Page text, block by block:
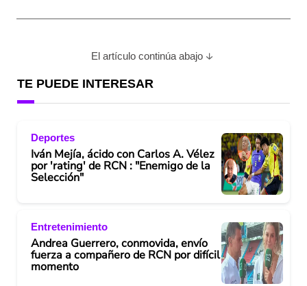
El artículo continúa abajo
TE PUEDE INTERESAR
Deportes
Iván Mejía, ácido con Carlos A. Vélez
por 'rating' de RCN : "Enemigo de la
Selección"
Entretenimiento
Andrea Guerrero, conmovida, envío
fuerza a compañero de RCN por difícil
momento